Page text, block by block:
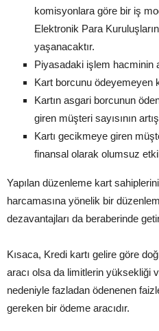
komisyonlara göre bir iş
Elektronik Para
yaşanacaktır.
Piyasadaki işlem hacminin
Kart borcunu ödeyemeyen
Kartın asgari borcunun
giren müşteri sayısının
Kartı gecikmeye giren
finansal olarak olumsuz
Yapılan düzenleme kart
harcamasına yönelik bir
dezavantajları da beraberinde
Kısaca, Kredi kartı gelire göre
aracı olsa da limitlerin yüksekliği
nedeniyle fazladan ödenenen
gereken bir ödeme aracıdır.